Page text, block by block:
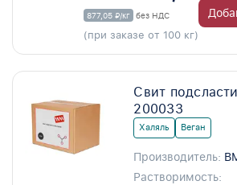
877,05 ₽/кг без НДС
(при заказе от 100 кг)
Свит
200033
Халяль Веган
Производитель:
Растворимость: